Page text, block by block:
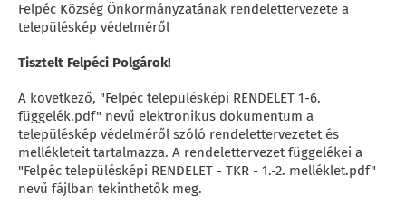
Felpéc Község Önkormányzatának rendelettervezete a
településkép védelméről
Tisztelt Felpéci Polgárok!
A következő, "Felpéc településképi RENDELET 1-6.
függelék.pdf" nevű elektronikus dokumentum a
településkép védelméről szóló rendelettervezetet és
mellékleteit tartalmazza. A rendelettervezet függelékei a
"Felpéc településképi RENDELET - TKR - 1.-2. melléklet.pdf"
nevű fájlban tekinthetők meg.